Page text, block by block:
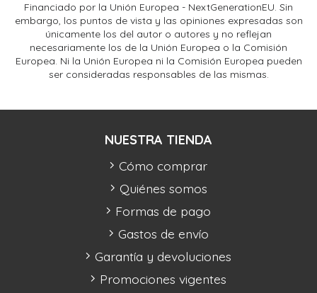
Financiado por la Unión Europea - NextGenerationEU. Sin
embargo, los puntos de vista y las opiniones expresadas son
únicamente los del autor o autores y no reflejan
necesariamente los de la Unión Europea o la Comisión
Europea. Ni la Unión Europea ni la Comisión Europea pueden
ser consideradas responsables de las mismas.
NUESTRA TIENDA
Cómo comprar
Quiénes somos
Formas de pago
Gastos de envío
Garantía y devoluciones
Promociones vigentes